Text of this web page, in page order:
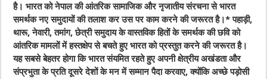
है। भारत को नेपाल की आंतरिक सामाजिक और नृजातीय संरचना से भारत
समर्थक नए समुदायों की तलाश कर उस पर काम करने की जरूरत है।* पहाड़ी,
थारू, नेवारी, तमांग, छेत्री समुदाय के वास्तविक हितों के समर्थक की छवि को
आंतरिक मामलों में हस्तक्षेप से बचते हुए भारत को प्रस्तुत करने की जरूरत है।
यह सबसे बेहतर होगा कि भारत संयमित रहते हुए अपनी क्षेत्रीय अखंडता और
संप्रभुता के प्रति दूसरे देशों के मन में सम्मान पैदा करवाए, क्योंकि अच्छे पड़ोसी